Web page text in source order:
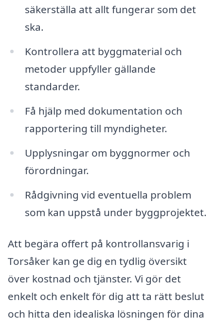
säkerställa att allt fungerar som det
ska.
Kontrollera att byggmaterial och
metoder uppfyller gällande
standarder.
Få hjälp med dokumentation och
rapportering till myndigheter.
Upplysningar om byggnormer och
förordningar.
Rådgivning vid eventuella problem
som kan uppstå under byggprojektet.
Att begära offert på kontrollansvarig i
Torsåker kan ge dig en tydlig översikt
över kostnad och tjänster. Vi gör det
enkelt och enkelt för dig att ta rätt beslut
och hitta den idealiska lösningen för dina